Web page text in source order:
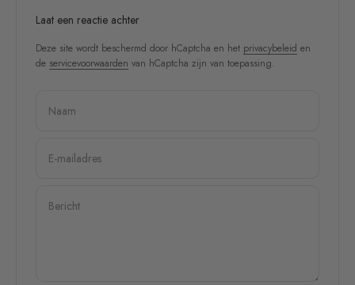
Laat een reactie achter
Deze site wordt beschermd door hCaptcha en het privacybeleid en
de servicevoorwaarden van hCaptcha zijn van toepassing.
Naam
E-mailadres
Bericht